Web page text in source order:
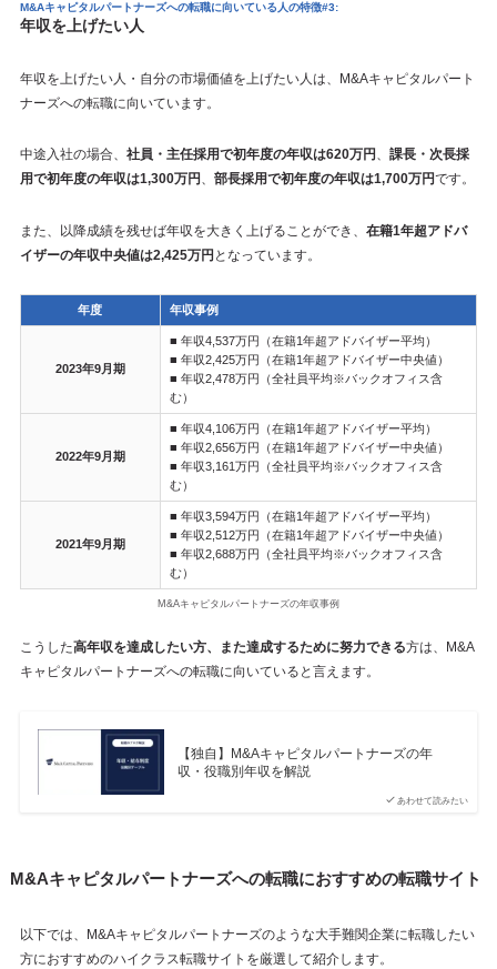
M&Aキャピタルパートナーズへの転職に向いている人の特徴#3:
年収を上げたい人
年収を上げたい人・自分の市場価値を上げたい人は、M&Aキャピタルパート
ナーズへの転職に向いています。
中途入社の場合、 社員・主任採用で初年度の年収は620万円 、 課長・次長採
用で初年度の年収は1,300万円 、 部長採用で初年度の年収は1,700万円です。
また、以降成績を残せば年収を大きく上げることができ、 在籍1年超アドバ
イザーの年収中央値は2,425万円 となっています。
年度 年収事例
2023年9月期
■ 年収4,537万円（在籍1年超アドバイザー平均）
■ 年収2,425万円（在籍1年超アドバイザー中央値）
■ 年収2,478万円（全社員平均※バックオフィス含
む）
2022年9月期
■ 年収4,106万円（在籍1年超アドバイザー平均）
■ 年収2,656万円（在籍1年超アドバイザー中央値）
■ 年収3,161万円（全社員平均※バックオフィス含
む）
2021年9月期
■ 年収3,594万円（在籍1年超アドバイザー平均）
■ 年収2,512万円（在籍1年超アドバイザー中央値）
■ 年収2,688万円（全社員平均※バックオフィス含
む）
M&Aキャピタルパートナーズの年収事例
こうした高年収を達成したい方、また達成するために努力できる方は、M&A
キャピタルパートナーズへの転職に向いていると言えます。
あわせて読みたい
【独自】M&Aキャピタルパートナーズの年
収・役職別年収を解説
M&Aキャピタルパートナーズへの転職におすすめの転職サイト
以下では、M&Aキャピタルパートナーズのような大手難関企業に転職したい
方におすすめのハイクラス転職サイトを厳選して紹介します。